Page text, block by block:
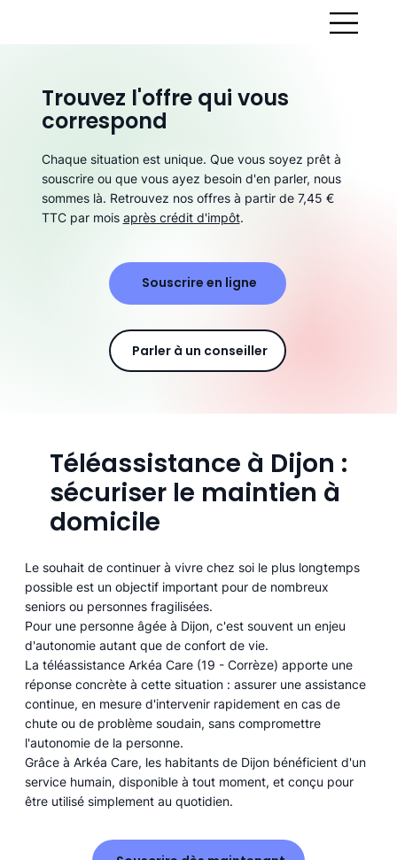
Téléassistance à Dijon :
sécuriser le maintien à
domicile
Le souhait de continuer à vivre chez soi le plus longtemps
possible est un objectif important pour de nombreux
seniors ou personnes fragilisées.
Pour une personne âgée à Dijon, c'est souvent un enjeu
d'autonomie autant que de confort de vie.
La téléassistance Arkéa Care (19 - Corrèze) apporte une
réponse concrète à cette situation : assurer une assistance
continue, en mesure d'intervenir rapidement en cas de
chute ou de problème soudain, sans compromettre
l'autonomie de la personne.
Grâce à Arkéa Care, les habitants de Dijon bénéficient d'un
service humain, disponible à tout moment, et conçu pour
être utilisé simplement au quotidien.
Trouvez l'offre qui vous
correspond
Chaque situation est unique. Que vous soyez prêt à
souscrire ou que vous ayez besoin d'en parler, nous
sommes là. Retrouvez nos offres à partir de 7,45 €
TTC par mois après crédit d'impôt.
Souscrire en ligne
Parler à un conseiller